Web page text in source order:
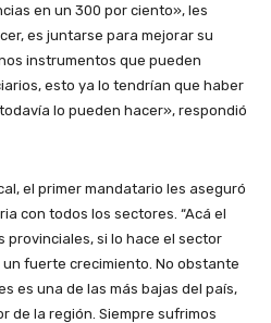
en un 300 por ciento», les
es juntarse para mejorar su
instrumentos que pueden
esto ya lo tendrían que haber
lo pueden hacer», respondió
el primer mandatario les aseguró
con todos los sectores. “Acá el
si lo hace el sector
fuerte crecimiento. No obstante
es una de las más bajas del país,
de la región. Siempre sufrimos